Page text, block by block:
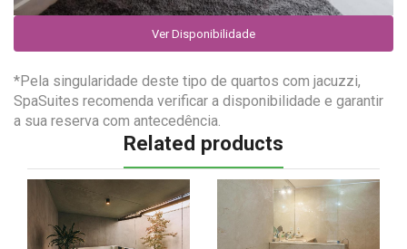
Ver Disponibilidade
*Pela singularidade deste tipo de quartos com jacuzzi,
SpaSuites recomenda verificar a disponibilidade e garantir
a sua reserva com antecedência.
Related products